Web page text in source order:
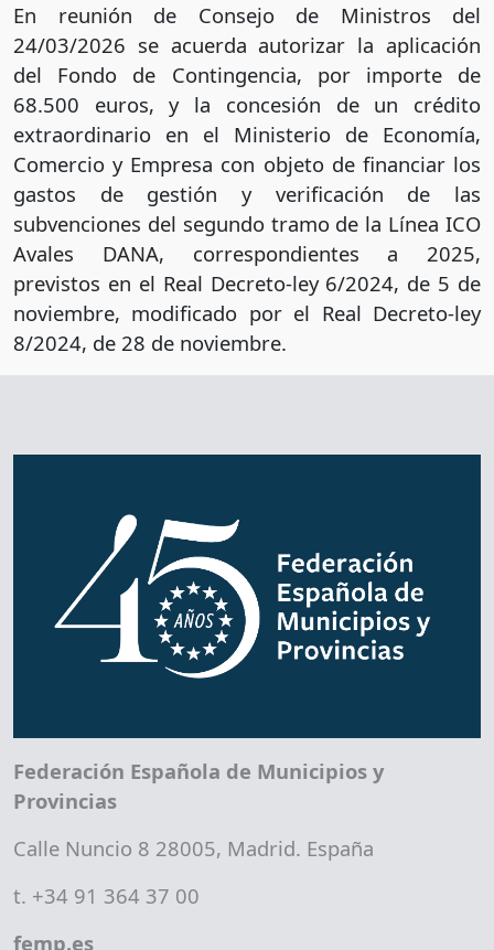
En reunión de Consejo de Ministros del
24/03/2026 se acuerda autorizar la aplicación
del Fondo de Contingencia, por importe de
68.500 euros, y la concesión de un crédito
extraordinario en el Ministerio de Economía,
Comercio y Empresa con objeto de financiar los
gastos de gestión y verificación de las
subvenciones del segundo tramo de la Línea ICO
Avales DANA, correspondientes a 2025,
previstos en el Real Decreto-ley 6/2024, de 5 de
noviembre, modificado por el Real Decreto-ley
8/2024, de 28 de noviembre.
Federación Española de Municipios y
Provincias
Calle Nuncio 8 28005, Madrid. España
t. +34 91 364 37 00
femp.es